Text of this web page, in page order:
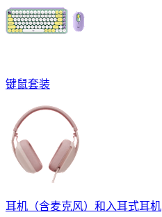
键鼠套装
耳机（含麦克风）和入耳式耳机